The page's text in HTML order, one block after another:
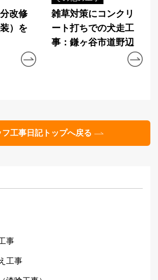
改修
）を
雑草対策にコンクリ
ート打ちでの犬走工
事：鎌ヶ谷市道野辺
工事日記トップへ戻る
事
工事